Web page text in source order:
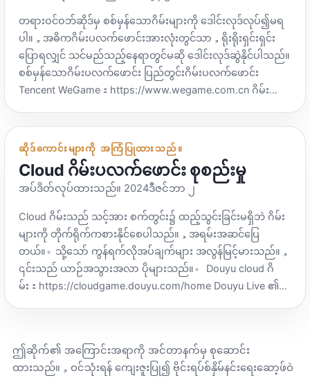
တရားဝင်ဝဘ်ဆိုဒ်မှ စစ်မှန်သောဂိမ်းများကို ဒေါင်းလုဒ်လုပ်၍မရ
ပါ။，အဓိကဂိမ်းပလက်ဖောင်းအားလုံးတွင်သာ，ရိုးရိုးရှင်းရှင်း
ပြောရလျှင် သင်မည်သည့်နေရာတွင်မဆို ဒေါင်းလုဒ်ဆွဲနိုင်ပါသည်။
စစ်မှန်သောဂိမ်းပလက်ဖောင်း ပြည်တွင်းဂိမ်းပလက်ဖောင်း
Tencent WeGame：https://www.wegame.com.cn ဂိမ်း
အခမဲ့ Shanguo Game အတွက် ရနိုင်သော ဂိမ်းဟောင်းများ
မကြာခဏ ရှိသည်။：https://www.sonkwo.com သည်
ရောင်းချရန်သာ တာဝန်ရှိသည်။，ဂိမ်းကို Steam တွင် ဒေါင်းလုဒ်
လုပ်ပြီး ကစားနိုင်သေးသည်။ နိုင်ငံခြားဂိမ်းပလပ်ဖောင်း Steam
ပလပ်ဖောင်း：https://store.steampowered.com Epic
Games ကဲ့သို့ အားလပ်ရက်များအတွင်း သမိုင်းဝင် စျေးနှုန်း
ချိုသာစွာဖြင့် တည်းခိုရခြင်းသည် ပျော်စရာကောင်းသည်：
https://www.epicgames.com/store/zh-CN/ Unreal Engine
developer ၏ဂိမ်းပလက်ဖောင်း，ယခု သင်သည် တစ်ပတ်လျှင် ဂိ
မ်း 1-2 ဂိမ်းကို အခမဲ့ ဝယ်ယူနိုင်ပါပြီ။ သောကြာနေ့တိုင်း အခမဲ့ဂိ
cn/windows/windows-10-pc-gaming China Origin တွင်
အသုံးပြုသူ အများအပြား မရှိနိုင်ပါ။：
ဆိုဒ်ကောင်းများကို အကြံပြုထားသည်။
Cloud ဂိမ်းပလက်ဖောင်း စုစည်းမှု
အပ်ဒိတ်လုပ်ထားသည်။ 2024ဒီဇင်ဘာ ၂
Cloud ဂိမ်းသည် သင့်အား စက်တွင်း၌ ထည့်သွင်းခြင်းမရှိဘဲ ဂိမ်း
များကို တိုက်ရိုက်ကစားနိုင်စေပါသည်။，အရမ်းအဆင်ပြေ
တယ်။。သို့သော် ကွန်ရက်လိုအပ်ချက်များ အလွန်မြင့်မားသည်။，
၎င်းသည် ယာဉ်အသွားအလာ ပိုများသည်။。 Douyu cloud ဂိ
မ်း：https://cloudgame.douyu.com/home Douyu Live ၏
တိမ်တိုက်ဂိမ်း，Huya Live ၏ cloud ဂိမ်းပလပ်ဖောင်းအားသွင်း
စနစ်：လမ်းအသုံးပြုခ，နေ့စဉ်ဝင်ရောက်ပြီး 1 နာရီအခမဲ့ရယူ
ဤဆိုက်၏ အကြောင်းအရာကို အင်တာနက်မှ စုဆောင်း
ထားသည်။，ဝင်သုံးရန် ကျေးဇူးပြု၍ ဗိုင်းရပ်စ်နှိမ်နင်းရေးဆော့ဖ်ဝဲ